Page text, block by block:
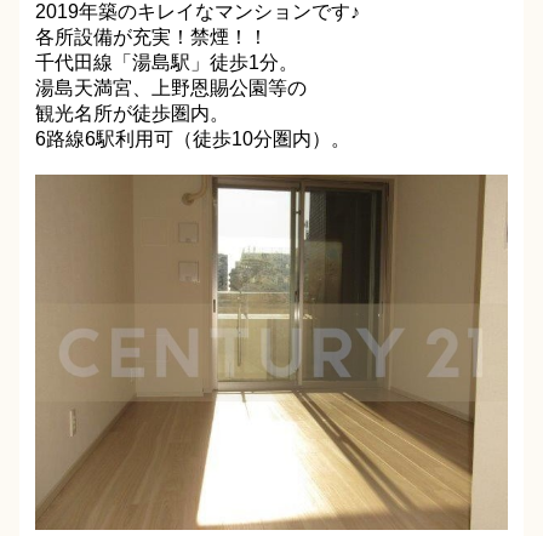
2019年築のキレイなマンションです♪
各所設備が充実！禁煙！！
千代田線「湯島駅」徒歩1分。
湯島天満宮、上野恩賜公園等の
観光名所が徒歩圏内。
6路線6駅利用可（徒歩10分圏内）。